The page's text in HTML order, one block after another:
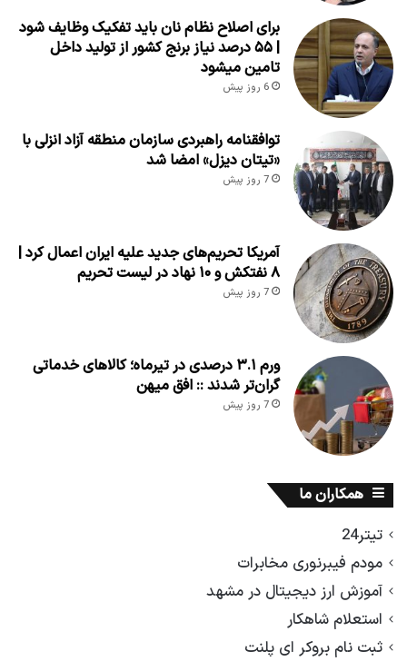
برای اصلاح نظام نان باید تفکیک وظایف شود
| ۵۵ درصد نیاز برنج کشور از تولید داخل
تامین میشود
6 روز پیش
توافقنامه راهبردی سازمان منطقه آزاد انزلی با
«تیتان دیزل» امضا شد
7 روز پیش
آمریکا تحریم‌های جدید علیه ایران اعمال کرد |
۸ نفتکش و ۱۰ نهاد در لیست تحریم
7 روز پیش
ورم ۳.۱ درصدی در تیرماه؛ کالاهای خدماتی
گران‌تر شدند :: افق میهن
7 روز پیش
همکاران ما
تیتر24
مودم فیبرنوری مخابرات
آموزش ارز دیجیتال در مشهد
استعلام شاهکار
ثبت نام بروکر ای پلنت